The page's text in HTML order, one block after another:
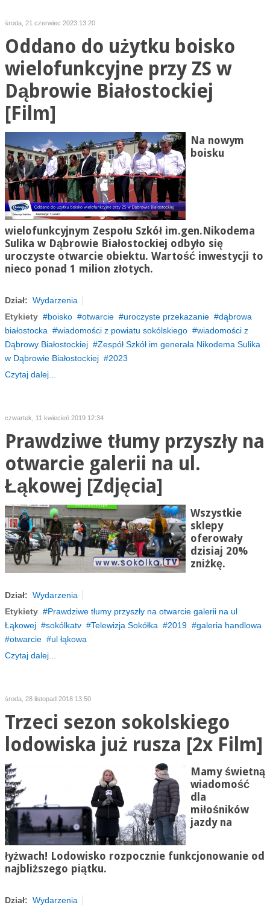
środa, 21 czerwiec 2023 13:20
Oddano do użytku boisko
wielofunkcyjne przy ZS w
Dąbrowie Białostockiej
[Film]
Na nowym
boisku
wielofunkcyjnym Zespołu Szkół im.gen. Nikodema
Sulika w Dąbrowie Białostockiej odbyło się
uroczyste otwarcie obiektu. Wartość inwestycji to
nieco ponad 1 milion złotych.
Dział: Wydarzenia
Etykiety
boisko otwarcie uroczyste przekazanie
dąbrowa
białostocka
wiadomości z powiatu sokólskiego
wiadomości z
Dąbrowy Białostockiej
Zespół Szkół im generała Nikodema Sulika
w Dąbrowie Białostockiej
2023
Czytaj dalej...
czwartek, 11 kwiecień 2019 12:34
Prawdziwe tłumy przyszły na
otwarcie galerii na ul.
Łąkowej [Zdjęcia]
Wszystkie
sklepy
oferowały
dzisiaj 20%
zniżkę.
Dział: Wydarzenia
Etykiety
Prawdziwe tłumy przyszły na otwarcie galerii na ul
Łąkowej
sokólkatv Telewizja Sokółka 2019
galeria handlowa
otwarcie
ul łąkowa
Czytaj dalej...
środa, 28 listopad 2018 13:50
Trzeci sezon sokolskiego
lodowiska już rusza [2x Film]
Mamy świetną
wiadomość
dla
miłośników
jazdy na
łyżwach! Lodowisko rozpocznie funkcjonowanie od
najbliższego piątku.
Dział: Wydarzenia